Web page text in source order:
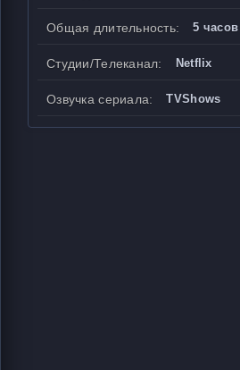
Общая длительность: 5
Студии/Телеканал: Netflix
Озвучка сериала: TVShows